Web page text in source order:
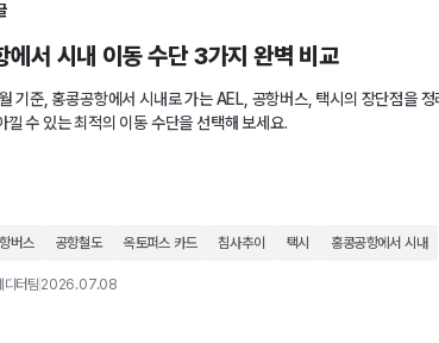
에서 시내 이동 수단 3가지 완벽 비교
기준, 홍콩공항에서 시내로 가는 AEL, 공항버스, 택시의 장단점을
낄 수 있는 최적의 이동 수단을 선택해 보세요.
버스 공항철도 옥토퍼스 카드 침사추이 택시 홍콩공항에서 시내
디터팀 2026.07.08